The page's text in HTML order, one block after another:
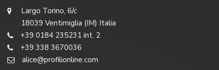
Largo Torino, 6/c
18039 Ventimiglia (IM) Italia
+39 0184 235231 int. 2
+39 338 3670036
alice@profilionline.com